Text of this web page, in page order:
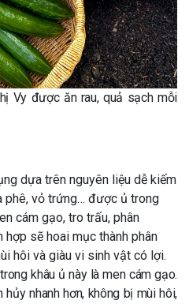
Vy được ăn rau, quả sạch mỗi
dựa trên nguyên liệu dễ kiếm
phê, vỏ trứng… được ủ trong
cám gạo, tro trấu, phân
hợp sẽ hoai mục thành phân
hôi và giàu vi sinh vật có lợi.
khâu ủ này là men cám gạo.
nhanh hơn, không bị mùi hôi,